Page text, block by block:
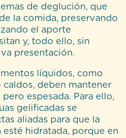
de deglución, que
la comida, preservando
el aporte
y, todo ello, sin
presentación.
líquidos, como
caldos, deben mantener
espesada. Para ello,
gelificadas se
aliadas para que la
hidratada, porque en